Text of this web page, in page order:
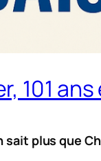
101
sait plus que